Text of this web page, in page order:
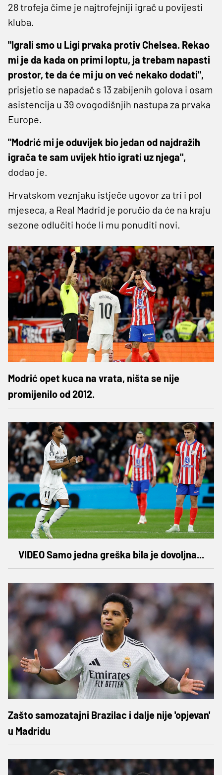
28 trofeja čime je najtrofejniji igrač u povijesti
kluba.
"Igrali smo u Ligi prvaka protiv Chelsea. Rekao
mi je da kada on primi loptu, ja trebam napasti
prostor, te da će mi ju on već nekako dodati",
prisjetio se napadač s 13 zabijenih golova i osam
asistencija u 39 ovogodišnjih nastupa za prvaka
Europe.
"Modrić mi je oduvijek bio jedan od najdražih
igrača te sam uvijek htio igrati uz njega",
dodao je.
Hrvatskom veznjaku istječe ugovor za tri i pol
mjeseca, a Real Madrid je poručio da će na kraju
sezone odlučiti hoće li mu ponuditi novi.
Modrić opet kuca na vrata, ništa se nije
promijenilo od 2012.
VIDEO Samo jedna greška bila je dovoljna...
Zašto samozatajni Brazilac i dalje nije 'opjevan'
u Madridu